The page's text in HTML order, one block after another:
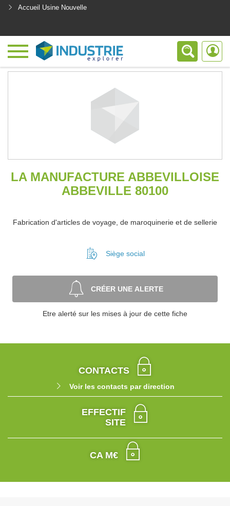
Accueil Usine Nouvelle
LA MANUFACTURE ABBEVILLOISE
ABBEVILLE 80100
Fabrication d'articles de voyage, de maroquinerie et de sellerie
Siège social
CRÉER UNE ALERTE
Etre alerté sur les mises à jour de cette fiche
CONTACTS
Voir les contacts par direction
EFFECTIF
SITE
CA M€